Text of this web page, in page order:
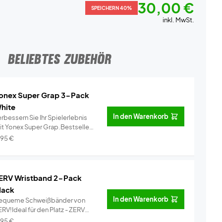
SPEICHERN 40% 30,00 €
inkl. MwSt.
BELIEBTES ZUBEHÖR
Super Grap 3-Pack
Sie Ihr Spielerlebnis
Yonex Super Grap.Bestseller
Info
€
In den Warenkorb
Wristband 2-Pack
Schweißbänder von
für den Platz - ZERV
In den Warenkorb